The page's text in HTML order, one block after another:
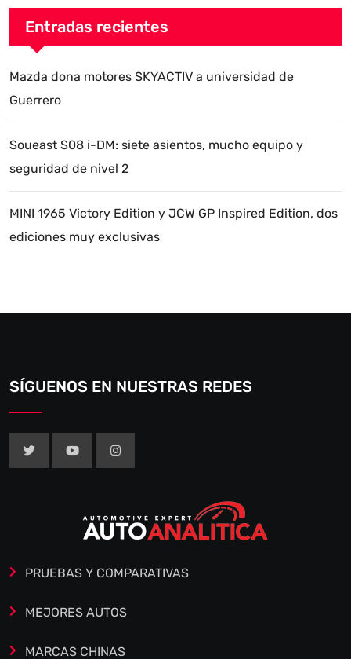
Entradas recientes
Mazda dona motores SKYACTIV a universidad de
Guerrero
Soueast S08 i-DM: siete asientos, mucho equipo y
seguridad de nivel 2
MINI 1965 Victory Edition y JCW GP Inspired Edition, dos
ediciones muy exclusivas
SÍGUENOS EN NUESTRAS REDES
PRUEBAS Y COMPARATIVAS
MEJORES AUTOS
MARCAS CHINAS